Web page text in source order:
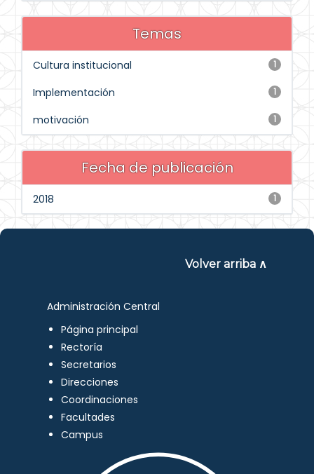
Temas
1
Cultura institucional
1
Implementación
1
motivación
Fecha de publicación
1
2018
Volver arriba ∧
Administración Central
Página principal
Rectoría
Secretarios
Direcciones
Coordinaciones
Facultades
Campus